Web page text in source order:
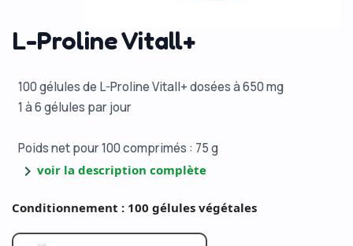
L-Proline Vitall+
100 gélules de L-Proline Vitall+ dosées à 650 mg
1 à 6 gélules par jour
Poids net pour 100 comprimés : 75 g
chevron_right voir la description complète
Conditionnement : 100 gélules végétales